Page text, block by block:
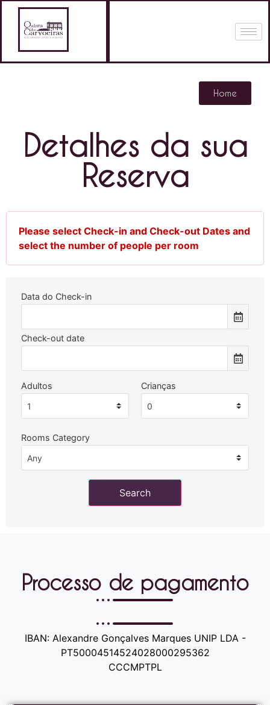
Home
Detalhes da sua
Reserva
Please select Check-in and Check-out Dates and
select the number of people per room
Data do Check-in
Check-out date
Adultos Crianças
Rooms Category
Search
Processo de pagamento
IBAN: Alexandre Gonçalves Marques UNIP LDA -
PT50004514524028000295362
CCCMPTPL